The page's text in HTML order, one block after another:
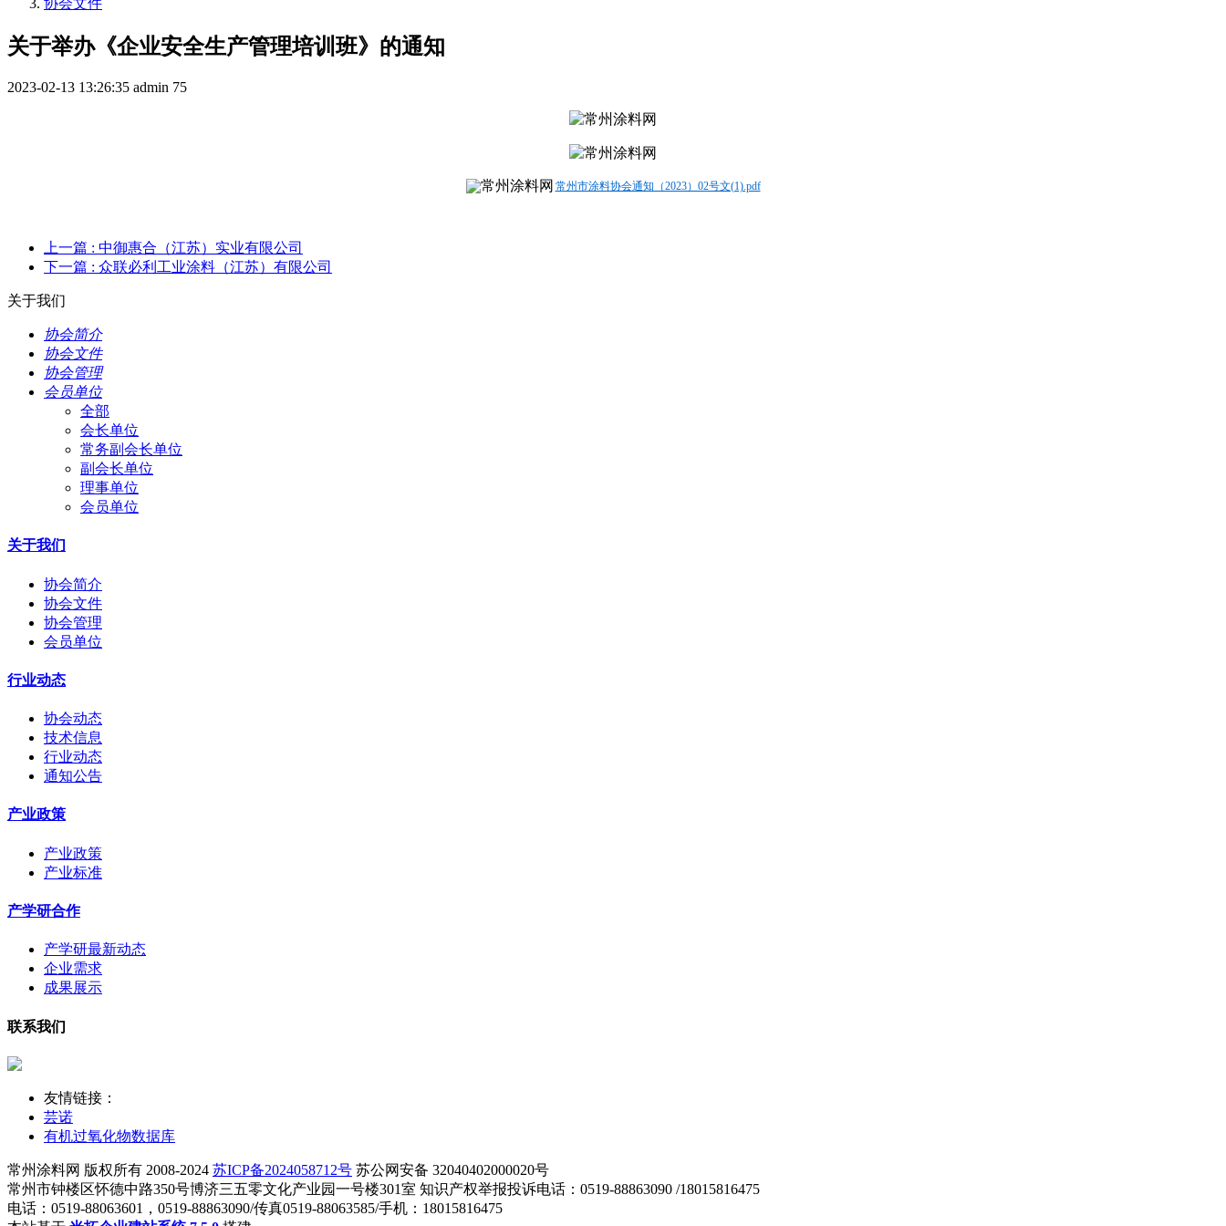
协会文件
关于举办《企业安全生产管理培训班》的通知
2023-02-13 13:26:35 admin 75
常州市涂料协会通知（2023）02号文(1).pdf
上一篇 : 中御惠合（江苏）实业有限公司
下一篇 : 众联必利工业涂料（江苏）有限公司
关于我们
协会简介
协会文件
协会管理
会员单位
全部
会长单位
常务副会长单位
副会长单位
理事单位
会员单位
关于我们
协会简介
协会文件
协会管理
会员单位
行业动态
协会动态
技术信息
行业动态
通知公告
产业政策
产业政策
产业标准
产学研合作
产学研最新动态
企业需求
成果展示
联系我们
友情链接：
芸诺
有机过氧化物数据库
常州涂料网 版权所有 2008-2024 苏ICP备2024058712号 苏公网安备 32040402000020号
常州市钟楼区怀德中路350号博济三五零文化产业园一号楼301室 知识产权举报投诉电话：0519-88863090 /18015816475
电话：0519-88063601，0519-88863090/传真0519-88063585/手机：18015816475